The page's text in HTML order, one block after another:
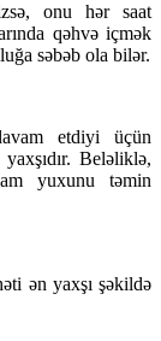
onu hər saat
qəhvə içmək
səbəb ola bilər.
etdiyi üçün
Beləliklə,
yuxunu təmin
ən yaxşı şəkildə